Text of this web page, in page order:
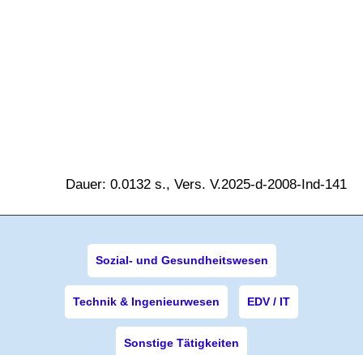
Dauer: 0.0132 s., Vers. V.2025-d-2008-Ind-141
Sozial- und Gesundheitswesen
Technik & Ingenieurwesen EDV / IT
Sonstige Tätigkeiten